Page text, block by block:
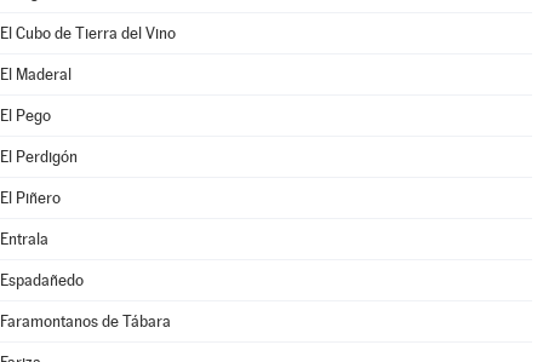
El Cubo de Tierra del Vino
El Maderal
El Pego
El Perdigón
El Piñero
Entrala
Espadañedo
Faramontanos de Tábara